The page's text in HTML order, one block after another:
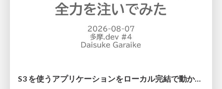
S3 を使うアプリケーションをローカル完結で動かすことに全力を注いでみた / Running S3 Apps Offline